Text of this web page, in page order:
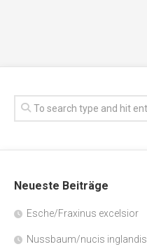
Neueste Beiträge
Esche/Fraxinus excelsior
Nussbaum/nucis inglandis